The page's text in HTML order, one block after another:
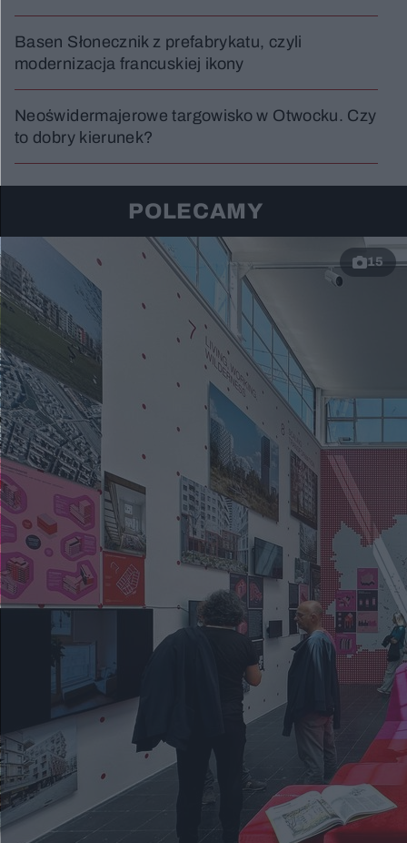
Basen Słonecznik z prefabrykatu, czyli
modernizacja francuskiej ikony
Neoświdermajerowe targowisko w Otwocku. Czy
to dobry kierunek?
POLECAMY
15